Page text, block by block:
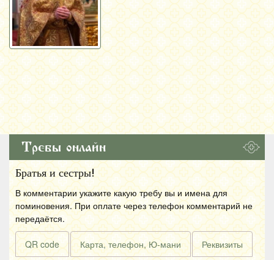
Требы онлайн
Братья и сестры!
В комментарии укажите какую требу вы и имена для
поминовения. При оплате через телефон комментарий не
передаётся.
QR code Карта, телефон, Ю-мани Реквизиты